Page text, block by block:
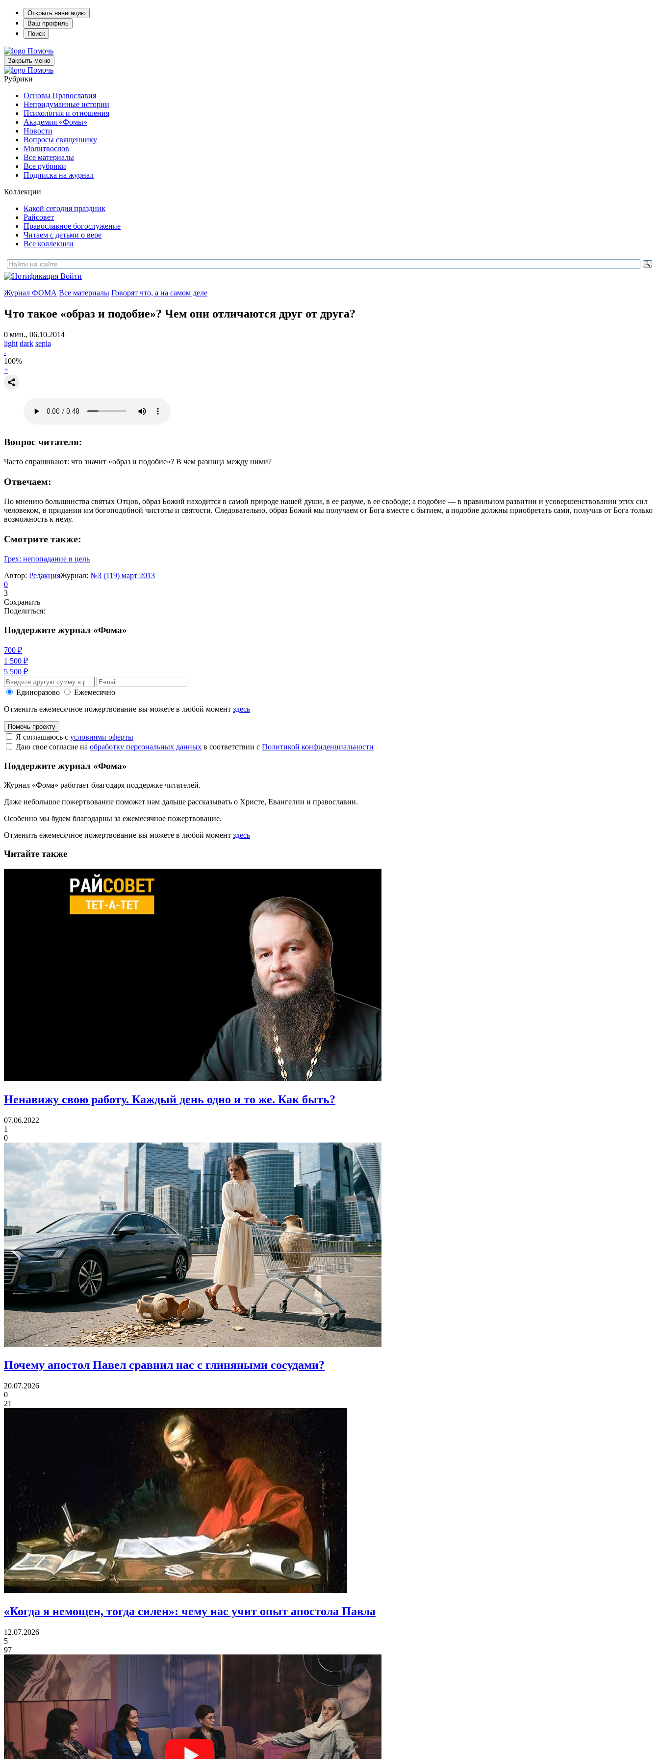
Открыть навигацию
Ваш профиль
Поиск
Помочь
Закрыть меню
Помочь
Рубрики
Основы Православия
Непридуманные истории
Психология и отношения
Академия «Фомы»
Новости
Вопросы священнику
Молитвослов
Все материалы
Все рубрики
Подписка на журнал
Коллекции
Какой сегодня праздник
Райсовет
Православное богослужение
Читаем с детьми о вере
Все коллекции
Войти
Журнал ФОМА Все материалы Говорят что, а на самом деле
Что такое «образ и подобие»? Чем они отличаются друг от друга?
0 мин., 06.10.2014
light dark sepia
-
100%
+
Вопрос читателя:
Часто спрашивают: что значит «образ и подобие»? В чем разница между ними?
Отвечаем:
По мнению большинства святых Отцов, образ Божий находится в самой природе нашей души, в ее разуме, в ее свободе; а подобие — в правильном развитии и усовершенствовании этих сил
человеком, в придании им богоподобной чистоты и святости. Следовательно, образ Божий мы получаем от Бога вместе с бытием, а подобие должны приобретать сами, получив от Бога только
возможность к нему.
Смотрите также:
Грех: непопадание в цель
Автор: РедакцияЖурнал: №3 (119) март 2013
0
3
Сохранить
Поделиться:
Поддержите журнал «Фома»
700 ₽
1 500 ₽
5 500 ₽
Единоразово
Ежемесячно
Отменить ежемесячное пожертвование вы можете в любой момент здесь
Помочь проекту
Я соглашаюсь с условиями оферты
Даю свое согласие на обработку персональных данных в соответствии с Политикой конфиденциальности
Поддержите журнал «Фома»
Журнал «Фома» работает благодаря поддержке читателей.
Даже небольшое пожертвование поможет нам дальше рассказывать о Христе, Евангелии и православии.
Особенно мы будем благодарны за ежемесячное пожертвование.
Отменить ежемесячное пожертвование вы можете в любой момент здесь
Читайте также
Ненавижу свою работу. Каждый день одно и то же. Как быть?
07.06.2022
1
0
Почему апостол Павел сравнил нас с глиняными сосудами?
20.07.2026
0
21
«Когда я немощен, тогда силен»: чему нас учит опыт апостола Павла
12.07.2026
5
97